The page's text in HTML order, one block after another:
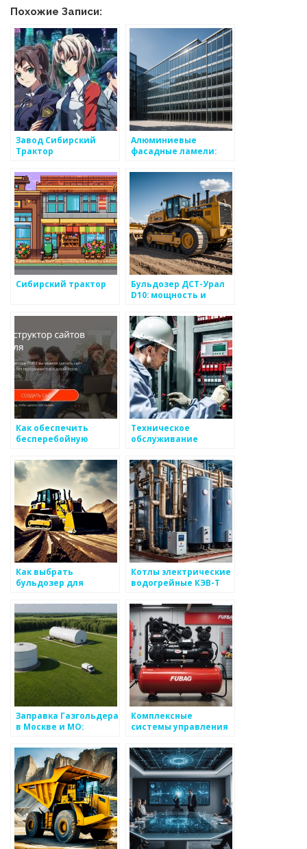
Похожие Записи:
Завод Сибирский
Трактор
Алюминиевые
фасадные ламели:
решение для
современного
архитектурного
дизайна
Сибирский трактор
Бульдозер ДСТ-Урал
D10: мощность и
детали
Как обеспечить
бесперебойную
сфере
металоизделий
Техническое
обслуживание
пожарной
сигнализации АПС и
СОУЭ в Москве и РФ,
цена
Как выбрать
бульдозер для
Котлы электрические
водогрейные КЭВ-Т
решение для вашего
предприятия
Заправка Газгольдера
в Москве и МО:
решение для частных
домов и предприятий
Комплексные
системы управления